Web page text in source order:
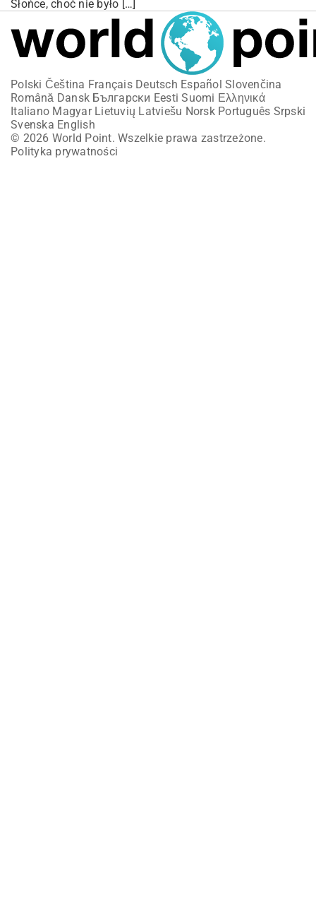
Słońce, choć nie było […]
Polski Čeština Français Deutsch Español Slovenčina
Română Dansk Български Eesti Suomi Ελληνικά
Italiano Magyar Lietuvių Latviešu Norsk Português Srpski
Svenska English
© 2026 World Point. Wszelkie prawa zastrzeżone.
Polityka prywatności